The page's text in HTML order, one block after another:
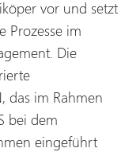
vor und setzt
Prozesse im
Die
das im Rahmen
bei dem
eingeführt